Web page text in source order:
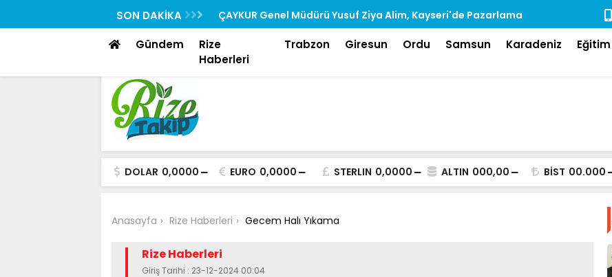
SON DAKİKA
“Rizedesin” Yayında
ÇAYKUR Genel Müdürü Yusuf Ziya Alim, Kayseri'de Pazarlama
Toplantısına Katıldı
Rize'de
Gündem
Rize
Haberleri
Trabzon Giresun Ordu Samsun Karadeniz Eğitim
DOLAR 0,0000 EURO 0,0000 STERLIN 0,0000 ALTIN 000,00 BİST 00.000
Anasayfa Rize Haberleri Gecem Halı Yıkama
Rize Haberleri
Giriş Tarihi : 23-12-2024 00:04